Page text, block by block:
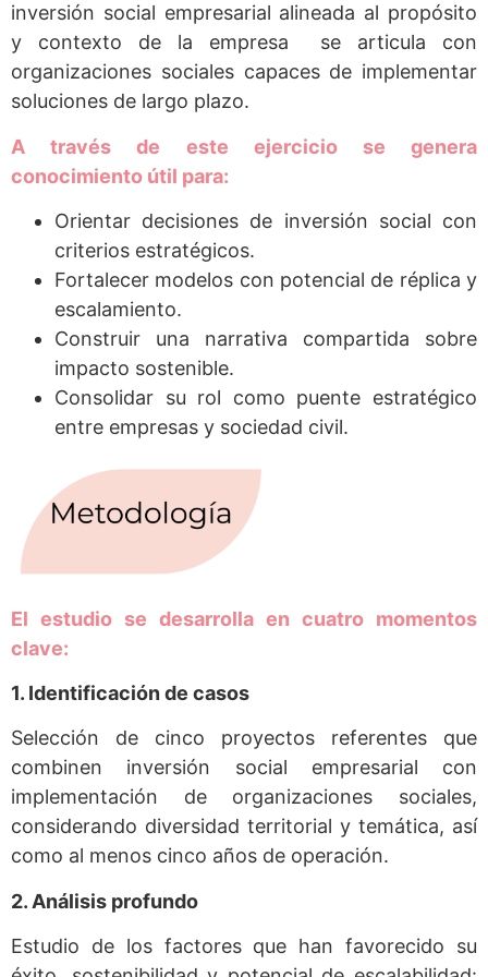
inversión social empresarial alineada al propósito
y contexto de la empresa se articula con
organizaciones sociales capaces de implementar
soluciones de largo plazo.
A través de este ejercicio se genera
conocimiento útil para:
Orientar decisiones de inversión social con
criterios estratégicos.
Fortalecer modelos con potencial de réplica y
escalamiento.
Construir una narrativa compartida sobre
impacto sostenible.
Consolidar su rol como puente estratégico
entre empresas y sociedad civil.
El estudio se desarrolla en cuatro momentos
clave:
1. Identificación de casos
Selección de cinco proyectos referentes que
combinen inversión social empresarial con
implementación de organizaciones sociales,
considerando diversidad territorial y temática, así
como al menos cinco años de operación.
2. Análisis profundo
Estudio de los factores que han favorecido su